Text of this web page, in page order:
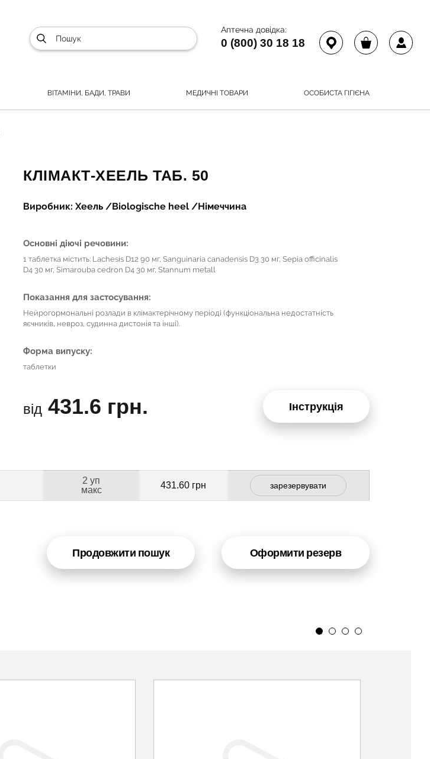
Аптечна довідка:
0 (800) 30 18 18
ВІТАМІНИ, БАДИ, ТРАВИ МЕДИЧНІ ТОВАРИ ОСОБИСТА ГІГІЄНА
КЛІМАКТ-ХЕЕЛЬ ТАБ. 50
Виробник: Хеель /Biologische heel /Німеччина
Основні діючі речовини:
1 таблетка містить: Lachesis D12 90 мг, Sanguinaria canadensis D3 30 мг, Sepia officinalis
D4 30 мг, Simarouba cedron D4 30 мг, Stannum metall
Показання для застосування:
Нейрогормональні розлади в клімактерічному періоді (функціональна недостатність
яєчників, невроз, судинна дистонія та інші).
Форма випуску:
таблетки
від 431.6 грн. Інструкція
2 уп
макс
431.60 грн зарезервувати
Продовжити пошук Оформити резерв